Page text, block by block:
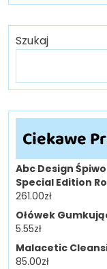
Szukaj
Ciekawe
Abc Design
Special Edition
261.00zł
Ołówek
5.55zł
Malacetic
85.00zł